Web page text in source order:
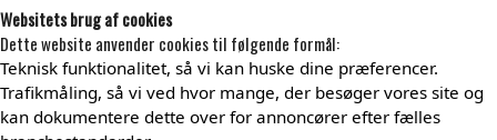
Websitets brug af cookies
Dette website anvender cookies til følgende formål:
Teknisk funktionalitet, så vi kan huske dine præferencer.
Trafikmåling, så vi ved hvor mange, der besøger vores site og
kan dokumentere dette over for annoncører efter fælles